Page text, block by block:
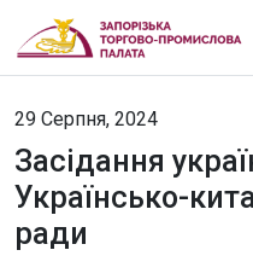
29 Серпня, 2024
Засідання
Українсько-
ради